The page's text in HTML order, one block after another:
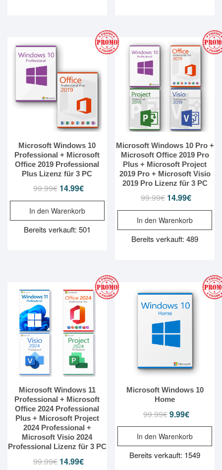
Microsoft Windows 10
Professional + Microsoft
Office 2019 Professional
Plus Lizenz für 3 PC
99.99€ Ursprünglicher
Preis
war:
99.99€
14.99€Aktueller
Preis
ist:
14.99€.
In den Warenkorb
Bereits verkauft: 501
Microsoft Windows 10 Pro +
Microsoft Office 2019 Pro
Plus + Microsoft Project
2019 Pro + Microsoft Visio
2019 Pro Lizenz für 3 PC
99.99€ Ursprünglicher
Preis
war:
99.99€
14.99€
Preis
ist:
14.99€.
In den Warenkorb
Bereits verkauft: 489
Microsoft Windows 11
Professional + Microsoft
Office 2024 Professional
Plus + Microsoft Project
2024 Professional +
Microsoft Visio 2024
Professional Lizenz für 3 PC
99.99€ Ursprünglicher
14.99€Aktueller
Microsoft Windows 10
Home
99.99€ Ursprünglicher
Preis
war:
99.99€
9.99€Aktueller
Preis
ist:
9.99€.
In den Warenkorb
Bereits verkauft: 1549